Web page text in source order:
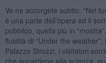
Ve ne accorgete subito: “Nel
è una parte dell’opera ed il
pubblico, quella più in
fluidità di “Under the
Palazzo Strozzi, i visitatori
che appartiene alla scienza,